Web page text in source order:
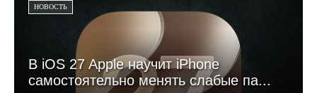
НОВОСТЬ
В iOS 27 Apple научит iPhone
самостоятельно менять слабые па...